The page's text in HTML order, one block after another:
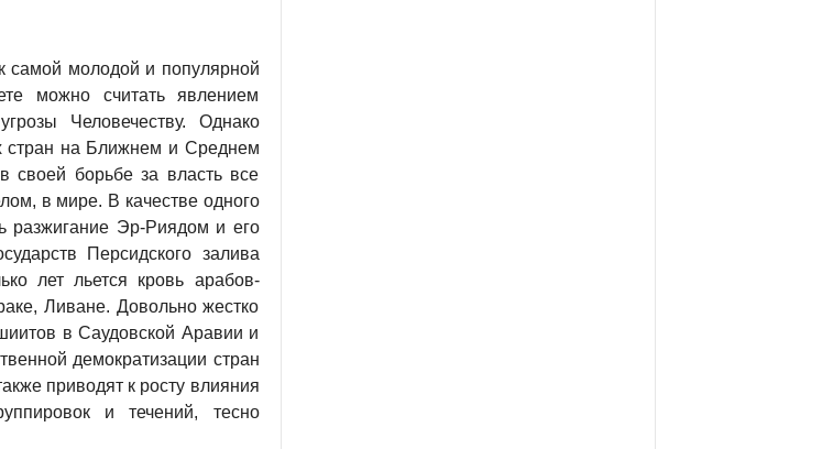
самой молодой и популярной
можно считать явлением
Человечеству. Однако
стран на Ближнем и Среднем
своей борьбе за власть все
в мире. В качестве одного
разжигание Эр-Риядом и его
Персидского залива
лет льется кровь арабов-
Ливане. Довольно жестко
в Саудовской Аравии и
демократизации стран
приводят к росту влияния
и течений, тесно